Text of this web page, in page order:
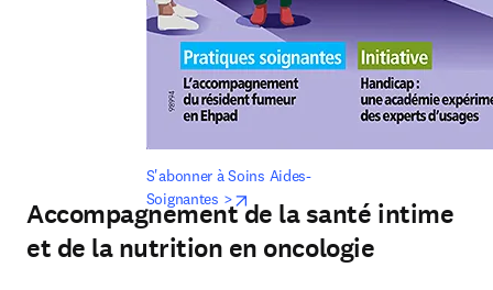
S'abonner à Soins Aides-
Soignantes >
Accompagnement de la santé intime
et de la nutrition en oncologie